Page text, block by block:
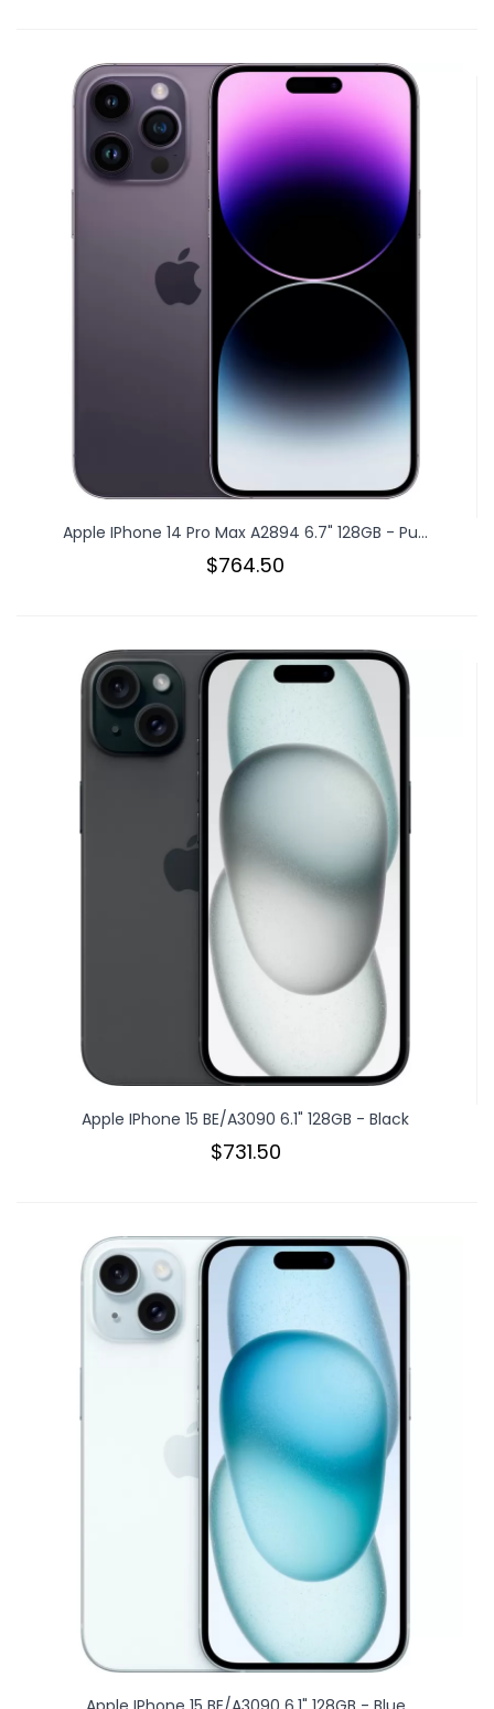
Apple IPhone 14 Pro Max A2894 6.7" 128GB - Pu...
$764.50
Apple IPhone 15 BE/A3090 6.1" 128GB - Black
$731.50